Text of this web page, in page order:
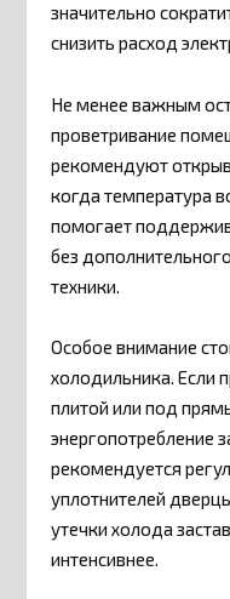
значительно
снизить расход
Не менее важным
проветривание
рекомендуют
когда температура
помогает
без
техники.
Особое внимание
холодильника. Если
плитой или под
энергопотребление
рекомендуется
уплотнителей
утечки холода
интенсивнее.